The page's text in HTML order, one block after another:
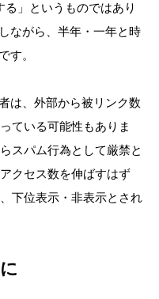
」というものではあり
ながら、半年・一年と時
す。
は、外部から被リンク数
ている可能性もありま
スパム行為として厳禁と
クセス数を伸ばすはず
下位表示・非表示とされ